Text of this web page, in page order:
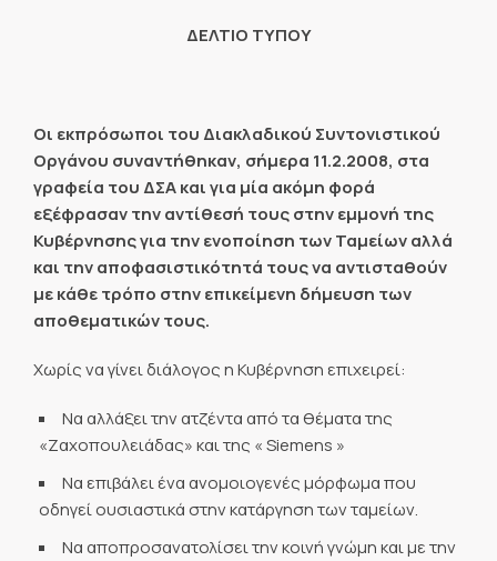
ΔΕΛΤΙΟ ΤΥΠΟΥ
Οι εκπρόσωποι του Διακλαδικού Συντονιστικού
Οργάνου συναντήθηκαν, σήμερα 11.2.2008, στα
γραφεία του ΔΣΑ και για μία ακόμη φορά
εξέφρασαν την αντίθεσή τους στην εμμονή της
Κυβέρνησης για την ενοποίηση των Ταμείων αλλά
και την αποφασιστικότητά τους να αντισταθούν
με κάθε τρόπο στην επικείμενη δήμευση των
αποθεματικών τους.
Χωρίς να γίνει διάλογος η Κυβέρνηση επιχειρεί:
Να αλλάξει την ατζέντα από τα θέματα της
«Ζαχοπουλειάδας» και της « Siemens »
Να επιβάλει ένα ανομοιογενές μόρφωμα που
οδηγεί ουσιαστικά στην κατάργηση των ταμείων.
Να αποπροσανατολίσει την κοινή γνώμη και με την